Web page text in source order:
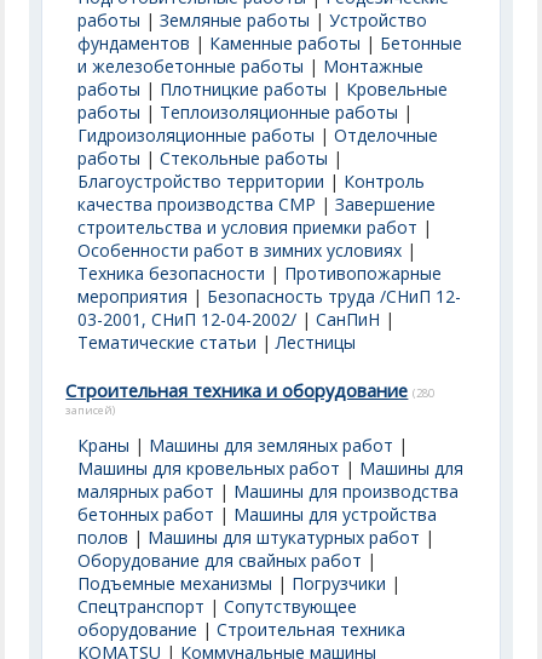
работы |Земляные работы |Устройство
фундаментов | Каменные работы | Бетонные
и железобетонные работы | Монтажные
работы | Плотницкие работы | Кровельные
работы | Теплоизоляционные работы |
Гидроизоляционные работы |Отделочные
работы |Стекольные работы |
Благоустройство территории | Контроль
качества производства СМР |Завершение
строительства и условия приемки работ |
Особенности работ в зимних условиях |
Техника безопасности | Противопожарные
мероприятия | Безопасность труда /СНиП 12-
03-2001, СНиП 12-04-2002/ |СанПиН |
Тематические статьи |Лестницы
Строительная техника и оборудование (280
записей)
Краны | Машины для земляных работ |
Машины для кровельных работ | Машины для
малярных работ | Машины для производства
бетонных работ | Машины для устройства
полов | Машины для штукатурных работ |
Оборудование для свайных работ |
Подъемные механизмы | Погрузчики |
Спецтранспорт |Сопутствующее
оборудование |Строительная техника
KOMATSU | Коммунальные машины